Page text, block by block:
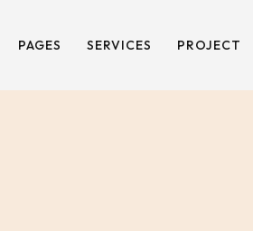
PAGES SERVICES PROJECT